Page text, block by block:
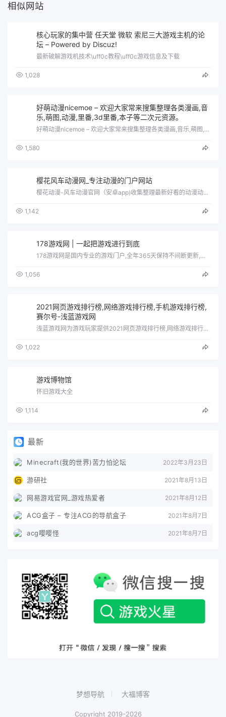
相似网站
核心玩家的集中营 任天堂 微软 索尼三大游戏主机的论
坛 – Powered by Discuz!
最新破解游戏机技术\uff0c教程\uff0c游戏信息及下载
1,028
好萌动漫nicemoe – 欢迎大家常来搜集整理各类漫画,音
乐,萌图,动漫,里番,3d里番,本子等二次元资源。
好萌动漫nicemoe – 欢迎大家常来搜集整理各类漫画,音乐,萌图,动漫,里番,3d里番,本子等二次元资源。
1,580
樱花风车动漫网_专注动漫的门户网站
樱花动漫-风车动漫官网（安卓app)收集整理最新好看的动漫动画片大全，提供国产、日本、欧美等最优质的动漫动画片视频在线观看与下载，第…
1,142
178游戏网 | 一起把游戏进行到底
178游戏网是国内专业的游戏门户,全年365天保持不间断更新,您可以在这里获得专业的游戏新闻资讯,完善的游戏攻略,人气游戏论坛互动以…
1,056
2021网页游戏排行榜,网络游戏排行榜,手机游戏排行榜,
赛尔号-浅蓝游戏网
浅蓝游戏网为游戏玩家提供2021网页游戏排行榜,网络游戏排行榜,手机游戏排行榜,赛尔号,游戏大全等好玩的游戏。
1,022
游戏博物馆
怀旧游戏大全
1,114
最新
Minecraft(我的世界)苦力怕论坛 2022年3月23日
游研社 2021年8月13日
网易游戏官网_游戏热爱者 2021年8月12日
ACG盒子 – 专注ACG的导航盒子 2021年8月7日
acg嘤嘤怪 2021年8月7日
梦想导航 大福博客
Copyright 2019-2026